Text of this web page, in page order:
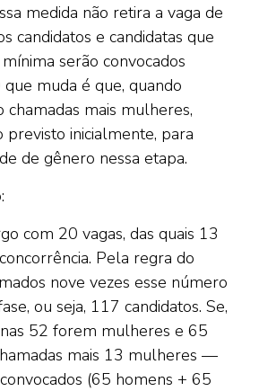
medida não retira a vaga de
candidatos e candidatas que
serão convocados
muda é que, quando
chamadas mais mulheres,
inicialmente, para
de gênero nessa etapa.
com 20 vagas, das quais 13
Pela regra do
nove vezes esse número
ou seja, 117 candidatos. Se,
52 forem mulheres e 65
mais 13 mulheres —
(65 homens + 65